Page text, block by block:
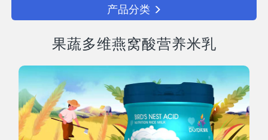
产品分类
果蔬多维燕窝酸营养米乳